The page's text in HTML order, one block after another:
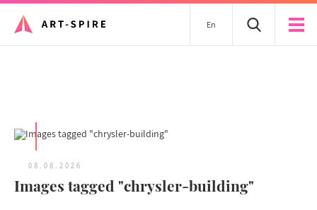
En
08.08.2026
Images tagged "chrysler-building"